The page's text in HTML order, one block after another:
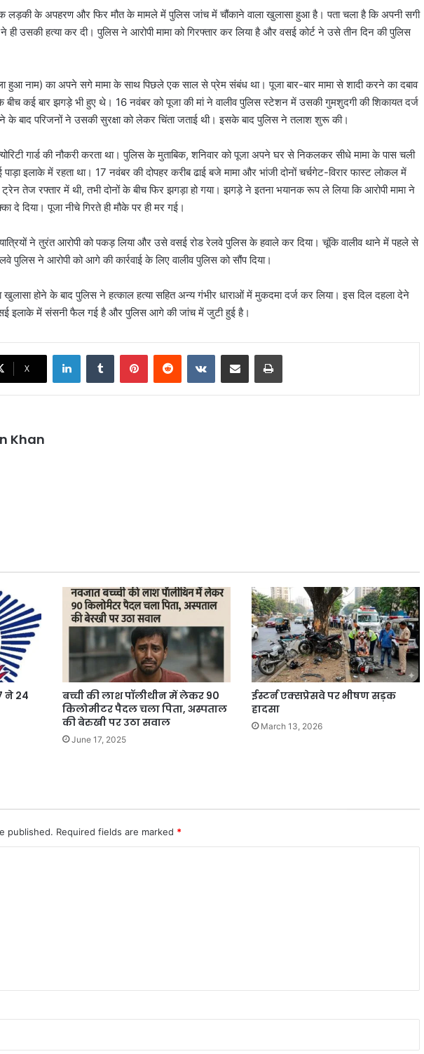
के अपहरण और फिर मौत के मामले में पुलिस जांच में चौंकाने वाला खुलासा हुआ है। पता चला है कि अपनी सगी
उसकी हत्या कर दी। पुलिस ने आरोपी मामा को गिरफ्तार कर लिया है और वसई कोर्ट ने उसे तीन दिन की पुलिस
हुआ नाम) का अपने सगे मामा के साथ पिछले एक साल से प्रेम संबंध था। पूजा बार-बार मामा से शादी करने का दबाव
बीच कई बार झगड़े भी हुए थे। 16 नवंबर को पूजा की मां ने वालीव पुलिस स्टेशन में उसकी गुमशुदगी की शिकायत दर्ज
के बाद परिजनों ने उसकी सुरक्षा को लेकर चिंता जताई थी। इसके बाद पुलिस ने तलाश शुरू की।
गार्ड की नौकरी करता था। पुलिस के मुताबिक, शनिवार को पूजा अपने घर से निकलकर सीधे मामा के पास चली
पाड़ा इलाके में रहता था। 17 नवंबर की दोपहर करीब ढाई बजे मामा और भांजी दोनों चर्चगेट-विरार फास्ट लोकल में
तेज रफ्तार में थी, तभी दोनों के बीच फिर झगड़ा हो गया। झगड़े ने इतना भयानक रूप ले लिया कि आरोपी मामा ने
दिया। पूजा नीचे गिरते ही मौके पर ही मर गई।
ने तुरंत आरोपी को पकड़ लिया और उसे वसई रोड रेलवे पुलिस के हवाले कर दिया। चूंकि वालीव थाने में पहले से
ने आरोपी को आगे की कार्रवाई के लिए वालीव पुलिस को सौंप दिया।
होने के बाद पुलिस ने हत्काल हत्या सहित अन्य गंभीर धाराओं में मुकदमा दर्ज कर लिया। इस दिल दहला देने
इलाके में संसनी फैल गई है और पुलिस आगे की जांच में जुटी हुई है।
X
Khan
ने 24
बच्ची की लाश पॉलीथीन में लेकर 90
किलोमीटर पैदल चला पिता, अस्पताल
की बेरुखी पर उठा सवाल
June 17, 2025
ईस्टर्न एक्सप्रेसवे पर भीषण सड़क
हादसा
March 13, 2026
published. Required fields are marked *